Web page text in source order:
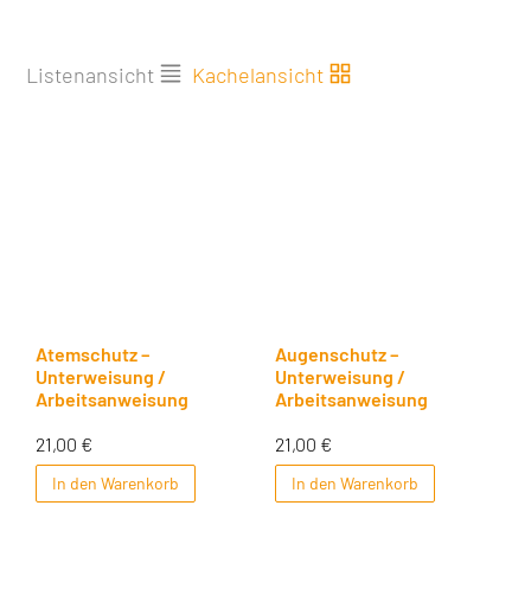
Listenansicht Kachelansicht
Atemschutz –
Unterweisung /
Arbeitsanweisung
21,00 €
In den Warenkorb
Augenschutz –
Unterweisung /
Arbeitsanweisung
21,00 €
In den Warenkorb